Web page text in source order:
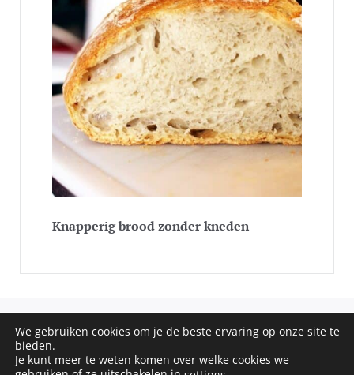
Knapperig brood zonder kneden
COPYRIGHT © 2020 - 2026 SOS RECEPTEN. ALL RIGHTS
RESERVED
We gebruiken cookies om je de beste ervaring op onze site te
bieden.
Je kunt meer te weten komen over welke cookies we